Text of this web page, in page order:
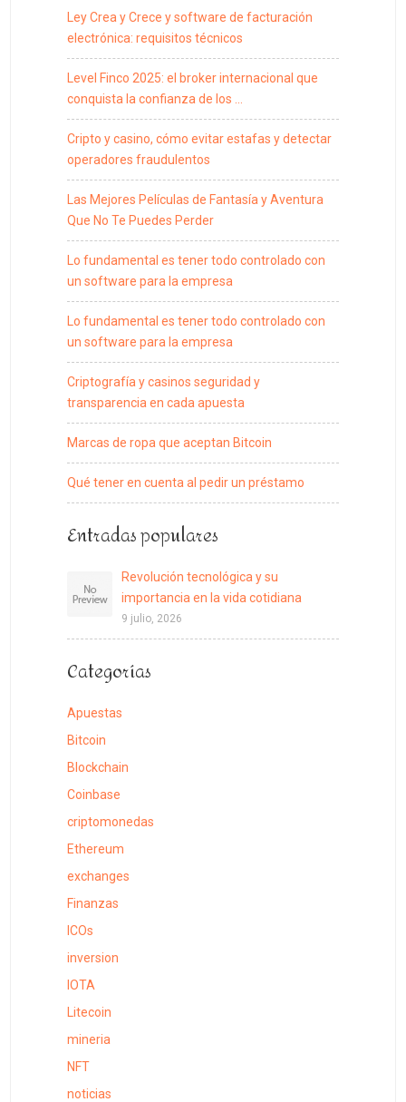
Ley Crea y Crece y software de facturación
electrónica: requisitos técnicos
Level Finco 2025: el broker internacional que
conquista la confianza de los …
Cripto y casino, cómo evitar estafas y detectar
operadores fraudulentos
Las Mejores Películas de Fantasía y Aventura
Que No Te Puedes Perder
Lo fundamental es tener todo controlado con
un software para la empresa
Lo fundamental es tener todo controlado con
un software para la empresa
Criptografía y casinos seguridad y
transparencia en cada apuesta
Marcas de ropa que aceptan Bitcoin
Qué tener en cuenta al pedir un préstamo
Entradas populares
Revolución tecnológica y su
importancia en la vida cotidiana
9 julio, 2026
Categorías
Apuestas
Bitcoin
Blockchain
Coinbase
criptomonedas
Ethereum
exchanges
Finanzas
ICOs
inversion
IOTA
Litecoin
mineria
NFT
noticias